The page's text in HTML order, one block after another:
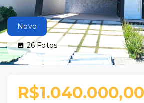
Novo
26Fotos
R$1.040.000,00